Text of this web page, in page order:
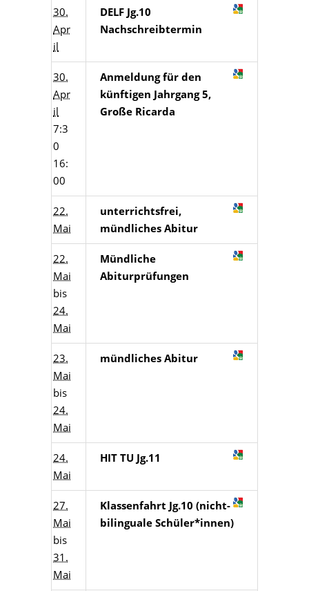
30.
Apr
il
DELF Jg.10
Nachschreibtermin
30.
Apr
il
7:3
0
16:
00
Anmeldung für den
künftigen Jahrgang 5,
Große Ricarda
22.
Mai
unterrichtsfrei,
mündliches Abitur
22.
Mai
bis
24.
Mai
Mündliche
Abiturprüfungen
23.
Mai
bis
24.
Mai
mündliches Abitur
24.
Mai
HIT TU Jg.11
27.
Mai
bis
31.
Mai
Klassenfahrt Jg.10 (nicht-
bilinguale Schüler*innen)